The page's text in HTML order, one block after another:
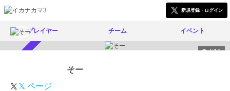
新規登録・ログイン
プレイヤー チーム イベント
516
そー
𝕏 ページ